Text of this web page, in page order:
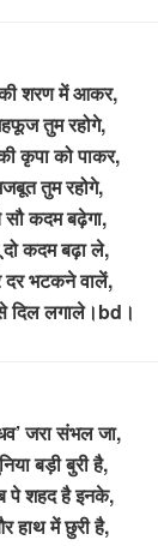
शरण में आकर,
तुम रहोगे,
कृपा को पाकर,
तुम रहोगे,
कदम बढ़ेगा,
कदम बढ़ा ले,
दर भटकने वालें,
दिल लगाले।bd।
जरा संभल जा,
बड़ी बुरी है,
पे शहद है इनके,
हाथ में छुरी है,